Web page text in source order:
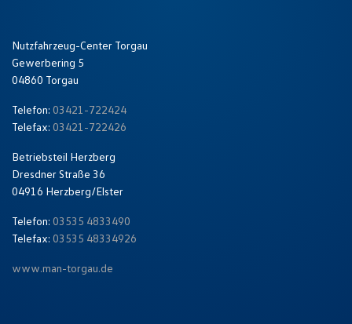
Nutzfahrzeug-Center Torgau
Gewerbering 5
04860 Torgau
Telefon: 03421-722424
Telefax: 03421-722426
Betriebsteil Herzberg
Dresdner Straße 36
04916 Herzberg/Elster
Telefon: 03535 4833490
Telefax: 03535 48334926
www.man-torgau.de